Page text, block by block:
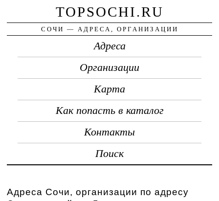
TOPSOCHI.RU
СОЧИ — АДРЕСА, ОРГАНИЗАЦИИ
Адреса
Организации
Карта
Как попасть в каталог
Контакты
Поиск
Адреса Сочи, организации по адресу